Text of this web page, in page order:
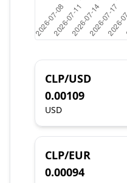
CLP/USD
0.00109
USD
CLP/EUR
0.00094